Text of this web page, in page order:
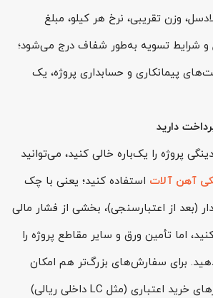
وزن تقریبی، نرخ هر کیلو، مبلغ
و شرایط تسویه به‌طور شفاف درج می‌شود؛
پیمانکاری و حسابداری پروژه، یک
دارید
پروژه را یک‌باره خالی کنید، می‌توانید
آهن آلات استفاده کنید؛ یعنی با چک
(بعد از اعتبارسنجی)، بخشی از فشار مالی
اما تأمین ورق و سایر مقاطع پروژه را
برای سفارش‌های بزرگ‌تر هم امکان
استفاده از ساختارهای خرید اعتباری (مثل LC داخلی ریالی)